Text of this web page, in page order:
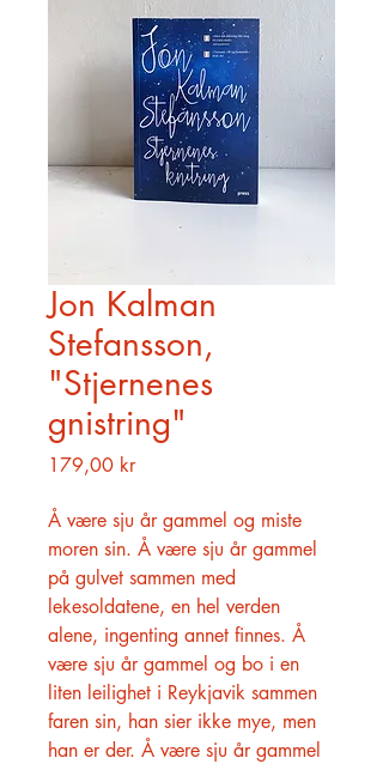
Jon Kalman
Stefansson,
"Stjernenes
gnistring"
179,00 krPris
Å være sju år gammel og miste
moren sin. Å være sju år gammel
på gulvet sammen med
lekesoldatene, en hel verden
alene, ingenting annet finnes. Å
være sju år gammel og bo i en
liten leilighet i Reykjavik sammen
faren sin, han sier ikke mye, men
han er der. Å være sju år gammel